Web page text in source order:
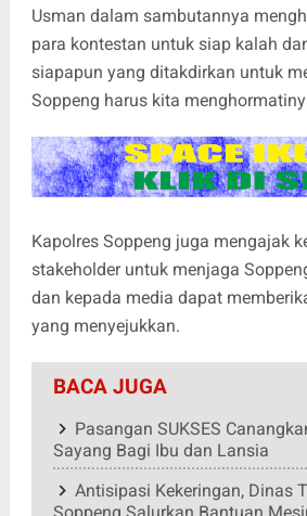
Usman dalam sambutannya
para kontestan untuk siap kalah
siapapun yang ditakdirkan untuk
Soppeng harus kita
Kapolres Soppeng juga mengajak
stakeholder untuk menjaga
dan kepada media dapat
yang menyejukkan.
BACA JUGA
Pasangan SUKSES
Sayang Bagi Ibu dan Lansia
Antisipasi Kekeringan, Dinas